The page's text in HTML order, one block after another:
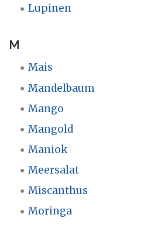
Lupinen
M
Mais
Mandelbaum
Mango
Mangold
Maniok
Meersalat
Miscanthus
Moringa